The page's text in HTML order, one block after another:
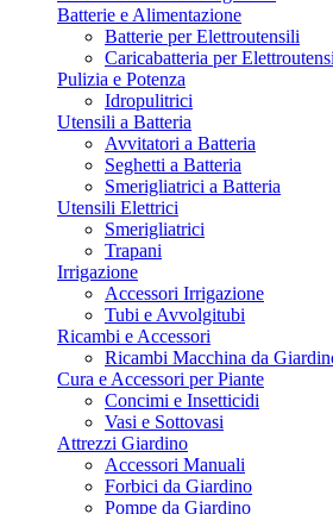
Batterie e Alimentazione
Batterie per Elettroutensili
Caricabatteria per
Pulizia e Potenza
Idropulitrici
Utensili a Batteria
Avvitatori a Batteria
Seghetti a Batteria
Smerigliatrici a Batteria
Utensili Elettrici
Smerigliatrici
Trapani
Irrigazione
Accessori Irrigazione
Tubi e Avvolgitubi
Ricambi e Accessori
Ricambi Macchina da
Cura e Accessori per Piante
Concimi e Insetticidi
Vasi e Sottovasi
Attrezzi Giardino
Accessori Manuali
Forbici da Giardino
Pompe da Giardino